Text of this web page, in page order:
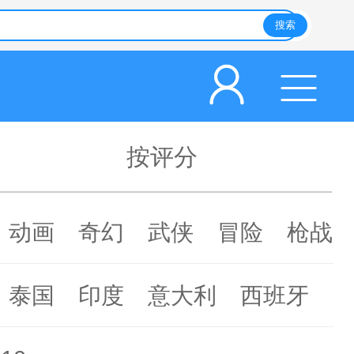
按评分
动画 奇幻 武侠 冒险 枪战
泰国 印度 意大利 西班牙